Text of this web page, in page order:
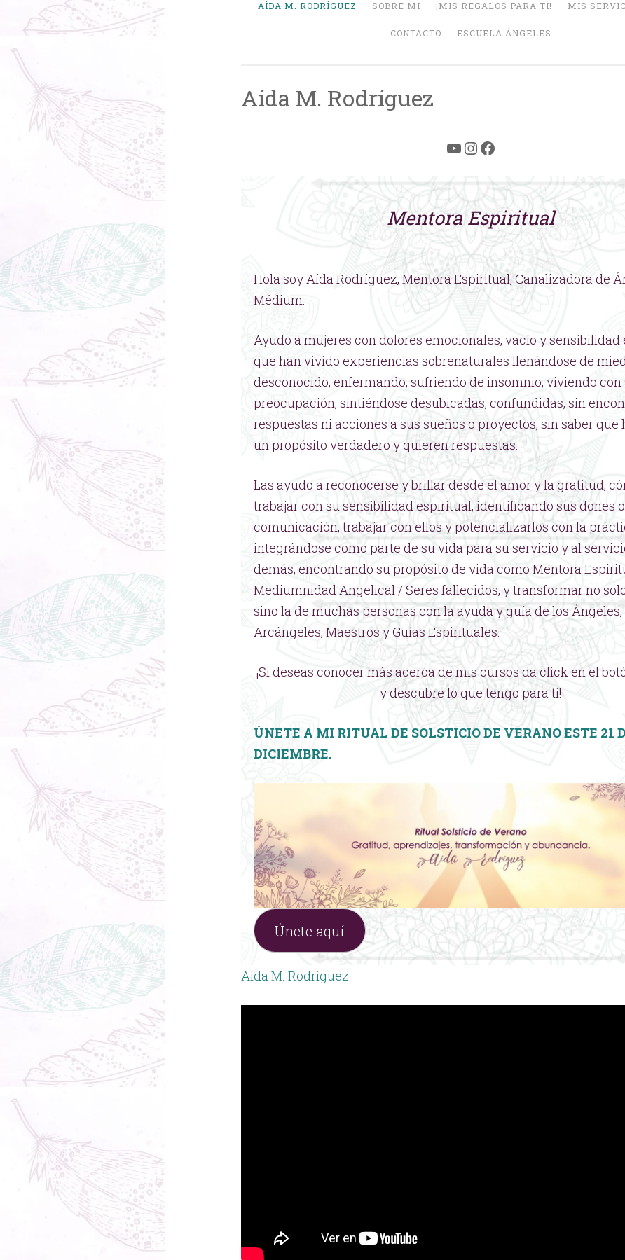
AÍDA M. RODRÍGUEZ SOBRE MI ¡MIS REGALOS PARA TI! MIS
CONTACTO ESCUELA ÁNGELES
Aída M. Rodríguez
YouTube
Instagram
Facebook
Mentora Espiritual
Hola soy Aída Rodríguez, Mentora Espiritual, Canalizadora de
Médium.
Ayudo a mujeres con dolores emocionales, vacío y sensibilidad
que han vivido experiencias sobrenaturales llenándose de
desconocido, enfermando, sufriendo de insomnio, viviendo
preocupación, sintiéndose desubicadas, confundidas, sin
respuestas ni acciones a sus sueños o proyectos, sin saber que
un propósito verdadero y quieren respuestas.
Las ayudo a reconocerse y brillar desde el amor y la gratitud,
trabajar con su sensibilidad espiritual, identificando sus dones
comunicación, trabajar con ellos y potencializarlos con la
integrándose como parte de su vida para su servicio y al
demás, encontrando su propósito de vida como Mentora
Mediumnidad Angelical / Seres fallecidos, y transformar no
sino la de muchas personas con la ayuda y guía de los Ángeles,
Arcángeles, Maestros y Guías Espirituales.
¡Si deseas conocer más acerca de mis cursos da click en el
y descubre lo que tengo para ti!
ÚNETE A MI RITUAL DE SOLSTICIO DE VERANO ESTE 21
DICIEMBRE.
Únete aquí
Aída M. Rodríguez